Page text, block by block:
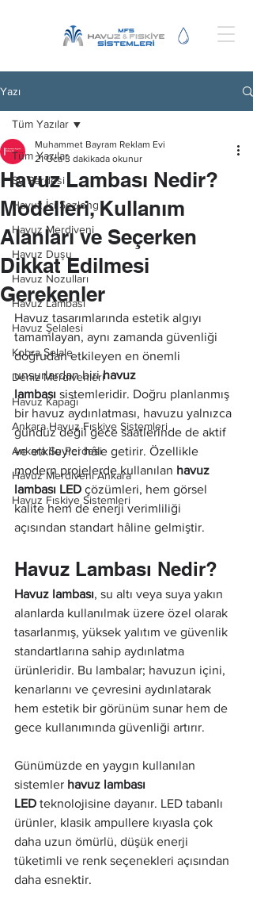
Yazı
Tüm Yazılar
Su Perdesi
Havuz İçi Şezlong
Havuz Merdiveni
Havuz Duşu
Havuz Nozulları
Havuz Lambası
Havuz Şelalesi
Kobra Şelale
Deniz Merdivenleri
Havuz Kapağı
Ankara Havuz Fıskiye Sistemleri
Ankara Su Perdesi
Havuz Merdiveni Ankara
Havuz Fıskiye Sistemleri
Tüm Yazılar
Havuz Lambası Nedir?
Modelleri, Kullanım
Alanları ve Seçerken
Dikkat Edilmesi
Gerekenler
Muhammet Bayram Reklam Evi
21 Oca 3 dakikada okunur
Havuz tasarımlarında estetik algıyı
tamamlayan, aynı zamanda güvenliği
doğrudan etkileyen en önemli
unsurlardan biri havuz
lambası sistemleridir. Doğru planlanmış
bir havuz aydınlatması, havuzu yalnızca
gündüz değil gece saatlerinde de aktif
ve etkileyici hâle getirir. Özellikle
modern projelerde kullanılan havuz
lambası LED çözümleri, hem görsel
kalite hem de enerji verimliliği
açısından standart hâline gelmiştir.
Havuz Lambası Nedir?
Havuz lambası, su altı veya suya yakın
alanlarda kullanılmak üzere özel olarak
tasarlanmış, yüksek yalıtım ve güvenlik
standartlarına sahip aydınlatma
ürünleridir. Bu lambalar; havuzun içini,
kenarlarını ve çevresini aydınlatarak
hem estetik bir görünüm sunar hem de
gece kullanımında güvenliği artırır.
Günümüzde en yaygın kullanılan
sistemler havuz lambası
LED teknolojisine dayanır. LED tabanlı
ürünler, klasik ampullere kıyasla çok
daha uzun ömürlü, düşük enerji
tüketimli ve renk seçenekleri açısından
daha esnektir.